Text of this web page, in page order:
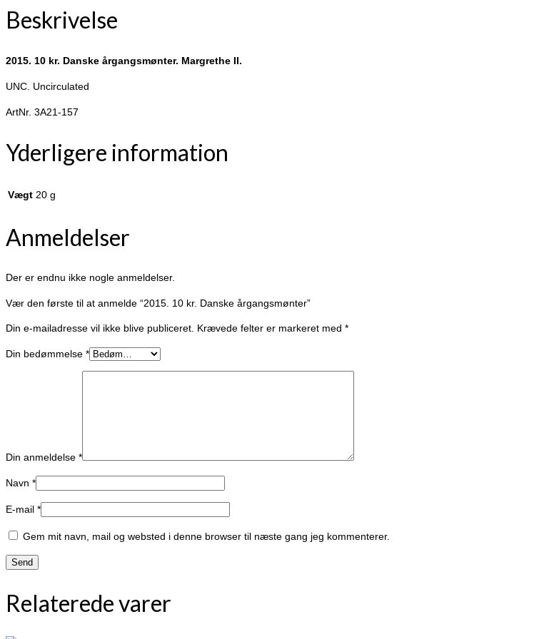
Beskrivelse
2015. 10 kr. Danske årgangsmønter. Margrethe II.
UNC. Uncirculated
ArtNr. 3A21-157
Yderligere information
Vægt 20 g
Anmeldelser
Der er endnu ikke nogle anmeldelser.
Vær den første til at anmelde “2015. 10 kr. Danske årgangsmønter”
Din e-mailadresse vil ikke blive publiceret. Krævede felter er markeret med *
Din bedømmelse *
Din anmeldelse *
Navn *
E-mail *
Gem mit navn, mail og websted i denne browser til næste gang jeg kommenterer.
Relaterede varer